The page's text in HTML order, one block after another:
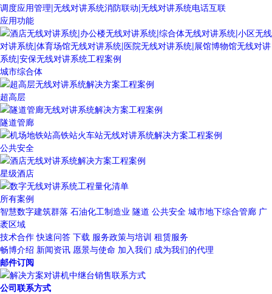
应用功能
城市综合体
超高层
隧道管廊
公共安全
星级酒店
所有案例
智慧数字建筑群落 石油化工制造业 隧道 公共安全 城市地下综合管廊 广
袤区域
技术合作 快速问答 下载 服务政策与培训 租赁服务
畅博介绍 新闻资讯 愿景与使命 加入我们 成为我们的代理
邮件订阅
公司联系方式